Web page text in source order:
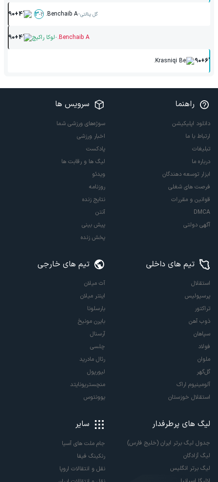
90+4' 2
-
3 Benchaib A.-گل پنالتی
90+4' لوکا راکیچ- Benchaib A.
90+6'
Krasniqi Be.
راهنما
دانلود اپلیکیشن
ارتباط با ما
تبلیغات
درباره ما
ابزار توسعه دهندگان
فرصت های شغلی
قوانین و مقررات
DMCA
آگهی دولتی
سرویس ها
سوژه‌های ورزشی شما
اخبار ورزشی
پادکست
لیگ ها و رقابت ها
ویدئو
روزنامه
نتایج زنده
آنتن
پیش بینی
پخش زنده
تیم های داخلی
استقلال
پرسپولیس
تراکتور
ذوب آهن
سپاهان
فولاد
ملوان
گل‌گهر
آلومینیوم اراک
استقلال خوزستان
تیم های خارجی
آث میلان
اینتر میلان
بارسلونا
بایرن مونیخ
آرسنال
چلسی
رئال مادرید
لیورپول
منچستریونایتد
یوونتوس
لیگ های پرطرفدار
جدول لیگ برتر ایران (خلیج فارس)
لیگ آزادگان
لیگ برتر انگلیس
سایر
جام ملت های آسیا
رنکینگ فیفا
نقل و انتقالات اروپا